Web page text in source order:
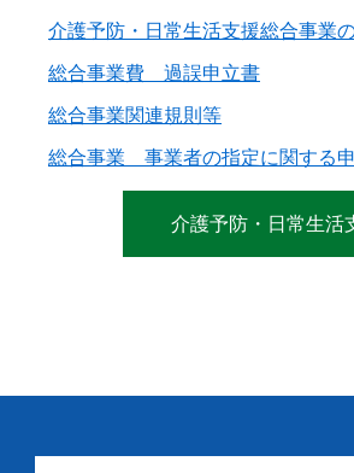
介護予防・日常生活支援総合事業
総合事業費 過誤申立書
総合事業関連規則等
総合事業 事業者の指定に関する
介護予防・日常生活